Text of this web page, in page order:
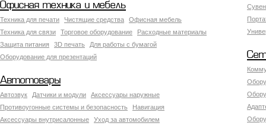
Офисная техника и мебель
Техника для печати Чистящие средства
Офисная мебель
Техника для связи
Торговое оборудование
Расходные материалы
Защита питания
3D печать
Для работы с бумагой
Оборудование для презентаций
Автотовары
Автозвук Датчики и модули
Аксессуары наружные
Противоугонные системы и безопасность
Навигация
Аксесcуары внутрисалонные
Уход за автомобилем